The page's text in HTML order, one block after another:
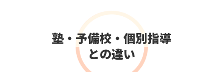
塾・予備校・個別指導
との違い